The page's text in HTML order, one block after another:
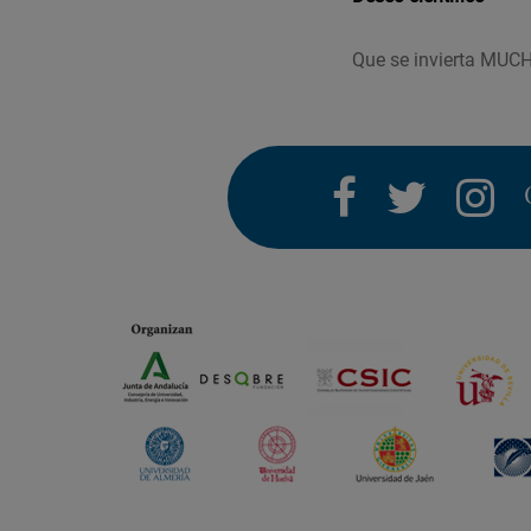
Que se invierta
facebooktwitter